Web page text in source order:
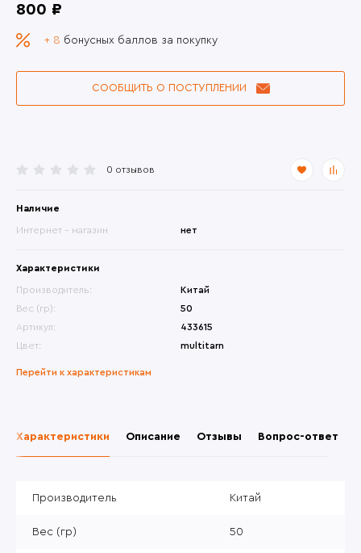
0 отзывов
Наличие
Интернет - магазин нет
Характеристики
Производитель:
Китай
Вес (гр):
50
Артикул:
433615
Цвет:
multitarn
Перейти к характеристикам
800 ₽
+ 8 бонусных баллов за покупку
СООБЩИТЬ О ПОСТУПЛЕНИИ
Характеристики Описание Отзывы Вопрос-ответ
Производитель Китай
Вес (гр) 50